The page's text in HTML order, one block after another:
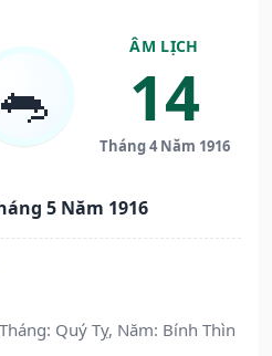
🐀
ÂM LỊCH
14
Tháng 4 Năm 1916
5 Năm 1916
Quý Tỵ, Năm: Bính Thìn